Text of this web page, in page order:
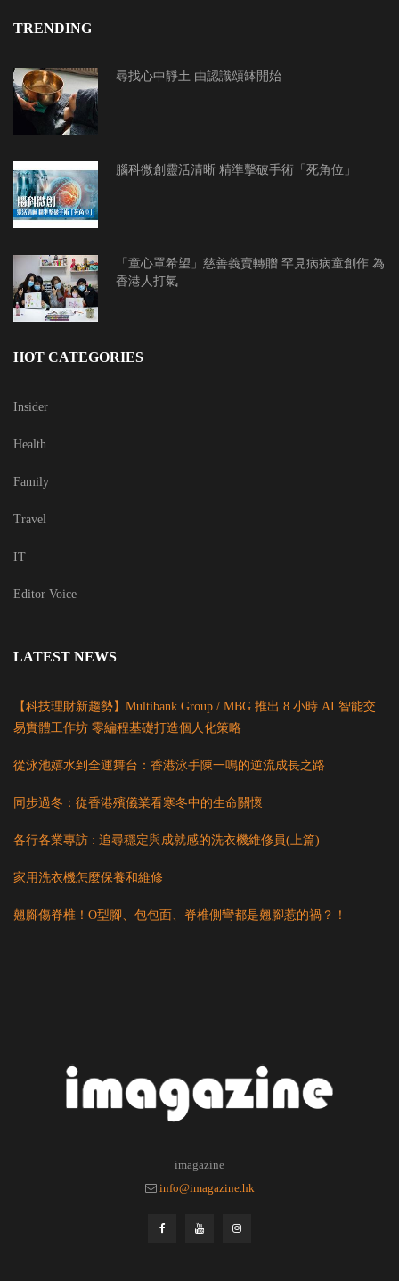
TRENDING
尋找心中靜土 由認識頌缽開始
腦科微創靈活清晰 精準擊破手術「死角位」
「童心罩希望」慈善義賣轉贈 罕見病病童創作 為
香港人打氣
HOT CATEGORIES
Insider
Health
Family
Travel
IT
Editor Voice
LATEST NEWS
【科技理財新趨勢】Multibank Group / MBG 推出 8 小時 AI 智能交
易實體工作坊 零編程基礎打造個人化策略
從泳池嬉水到全運舞台：香港泳手陳一鳴的逆流成長之路
同步過冬：從香港殯儀業看寒冬中的生命關懷
各行各業專訪 : 追尋穩定與成就感的洗衣機維修員(上篇)
家用洗衣機怎麼保養和維修
翹腳傷脊椎！O型腳、包包面、脊椎側彎都是翹腳惹的禍？！
imagazine
info@imagazine.hk